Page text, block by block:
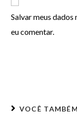
Salvar meus
eu comentar.
VOCÊ